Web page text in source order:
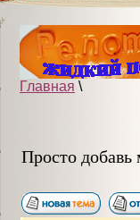
Главная \
Просто добавь